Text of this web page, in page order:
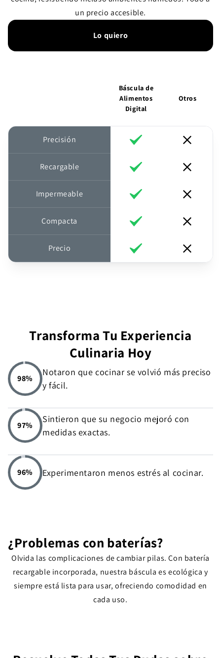
un precio accesible.
Lo quiero
Báscula de
Alimentos
Digital
Otros
Precisión
Recargable
Impermeable
Compacta
Precio
Transforma Tu Experiencia
Culinaria Hoy
98%
Notaron que cocinar se volvió más preciso
y fácil.
97%
Sintieron que su negocio mejoró con
medidas exactas.
96% Experimentaron menos estrés al cocinar.
¿Problemas con baterías?
Olvida las complicaciones de cambiar pilas. Con batería
recargable incorporada, nuestra báscula es ecológica y
siempre está lista para usar, ofreciendo comodidad en
cada uso.